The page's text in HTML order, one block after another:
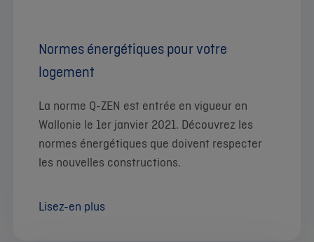
Normes énergétiques pour votre
logement
La norme Q-ZEN est entrée en vigueur en
Wallonie le 1er janvier 2021. Découvrez les
normes énergétiques que doivent respecter
les nouvelles constructions.
Lisez-en plus